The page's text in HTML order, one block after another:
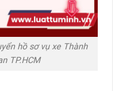
hồ sơ vụ xe Thành
TP.HCM